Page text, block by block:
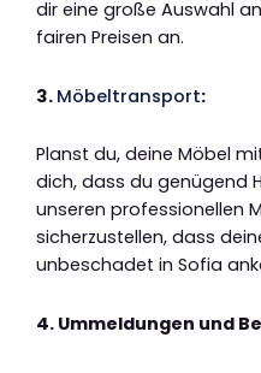
dir eine große Auswahl
fairen Preisen an.
3. Möbeltransport:
Planst du, deine Möbel
dich, dass du genügend
unseren professionellen
sicherzustellen, dass
unbeschadet in Sofia
4. Ummeldungen und